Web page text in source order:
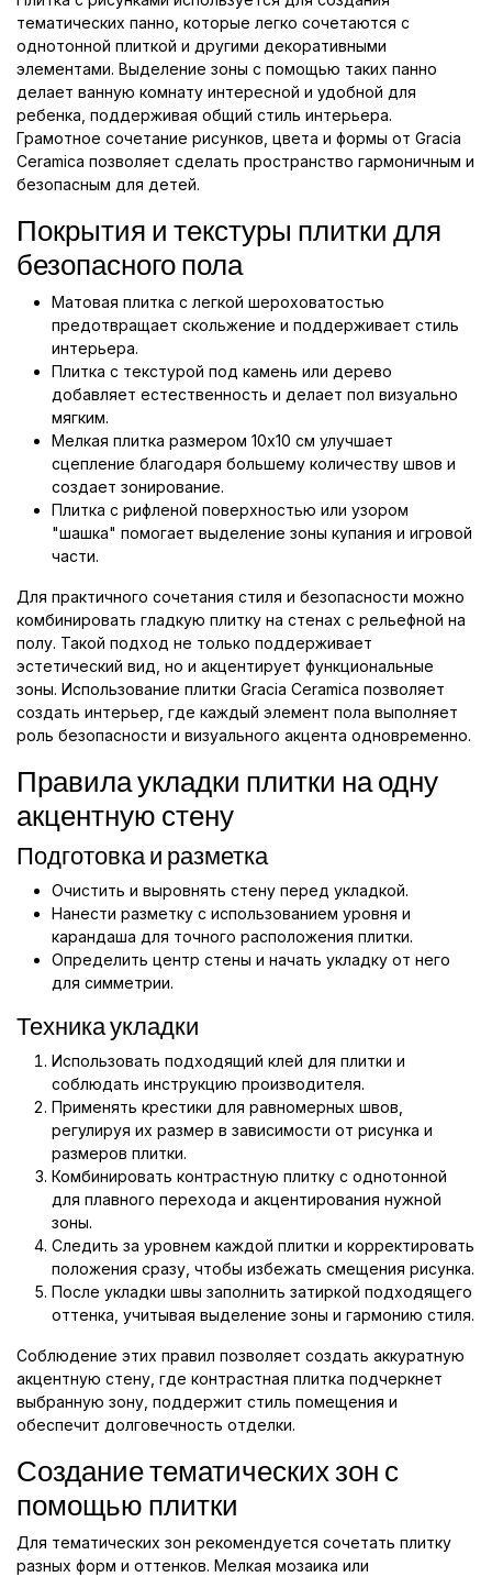
тематических панно, которые легко сочетаются с
однотонной плиткой и другими декоративными
элементами. Выделение зоны с помощью таких панно
делает ванную комнату интересной и удобной для
ребенка, поддерживая общий стиль интерьера.
Грамотное сочетание рисунков, цвета и формы от Gracia
Ceramica позволяет сделать пространство гармоничным и
безопасным для детей.
Покрытия и текстуры плитки для
безопасного пола
Матовая плитка с легкой шероховатостью
предотвращает скольжение и поддерживает стиль
интерьера.
Плитка с текстурой под камень или дерево
добавляет естественность и делает пол визуально
мягким.
Мелкая плитка размером 10x10 см улучшает
сцепление благодаря большему количеству швов и
создает зонирование.
Плитка с рифленой поверхностью или узором
"шашка" помогает выделение зоны купания и игровой
части.
Для практичного сочетания стиля и безопасности можно
комбинировать гладкую плитку на стенах с рельефной на
полу. Такой подход не только поддерживает
эстетический вид, но и акцентирует функциональные
зоны. Использование плитки Gracia Ceramica позволяет
создать интерьер, где каждый элемент пола выполняет
роль безопасности и визуального акцента одновременно.
Правила укладки плитки на одну
акцентную стену
Подготовка и разметка
Очистить и выровнять стену перед укладкой.
Нанести разметку с использованием уровня и
карандаша для точного расположения плитки.
Определить центр стены и начать укладку от него
для симметрии.
Техника укладки
Использовать подходящий клей для плитки и
соблюдать инструкцию производителя.
Применять крестики для равномерных швов,
регулируя их размер в зависимости от рисунка и
размеров плитки.
Комбинировать контрастную плитку с однотонной
для плавного перехода и акцентирования нужной
зоны.
Следить за уровнем каждой плитки и корректировать
положения сразу, чтобы избежать смещения рисунка.
После укладки швы заполнить затиркой подходящего
оттенка, учитывая выделение зоны и гармонию стиля.
Соблюдение этих правил позволяет создать аккуратную
акцентную стену, где контрастная плитка подчеркнет
выбранную зону, поддержит стиль помещения и
обеспечит долговечность отделки.
Создание тематических зон с
помощью плитки
Для тематических зон рекомендуется сочетать плитку
разных форм и оттенков. Мелкая мозаика или